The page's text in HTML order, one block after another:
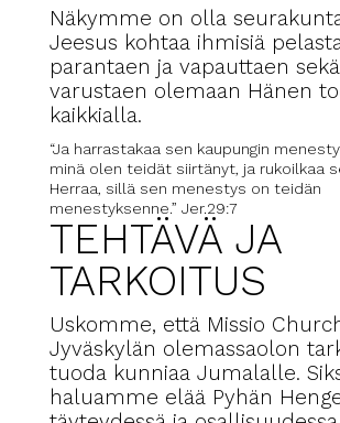
Näkymme on olla
Jeesus kohtaa ihmisiä
parantaen ja vapauttaen sekä
varustaen olemaan Hänen
kaikkialla.
“Ja harrastakaa sen kaupungin
minä olen teidät siirtänyt, ja rukoilkaa
Herraa, sillä sen menestys on teidän
menestyksenne.” Jer.29:7
TEHTÄVÄ JA
TARKOITUS
Uskomme, että Missio
Jyväskylän olemassaolon
tuoda kunniaa Jumalalle.
haluamme elää Pyhän